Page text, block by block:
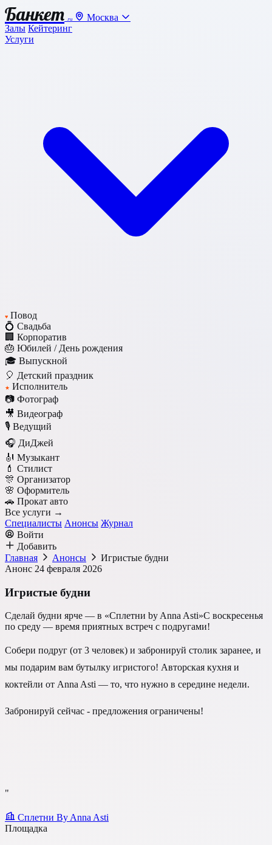
Банкет .ru
Москва
Залы Кейтеринг
Услуги
♥ Повод
💍 Свадьба
🏢 Корпоратив
🎂 Юбилей / День рождения
🎓 Выпускной
🎈 Детский праздник
★ Исполнитель
📷 Фотограф
🎥 Видеограф
🎙️ Ведущий
🎧 ДиДжей
🎻 Музыкант
💄 Стилист
🎊 Организатор
🌸 Оформитель
🚗 Прокат авто
Все услуги →
Специалисты Анонсы Журнал
Войти
Добавить
Главная
Анонсы
Игристые будни
Анонс 24 февраля 2026
Игристые будни
Сделай будни ярче — в «Сплетни by Anna Asti»С воскресенья
по среду — время приятных встреч с подругами!
Собери подруг (от 3 человек) и забронируй столик заранее, и
мы подарим вам бутылку игристого! Авторская кухня и
коктейли от Anna Asti — то, что нужно в середине недели.
Забронируй сейчас - предложения ограничены!
"
Сплетни By Anna Asti
Площадка